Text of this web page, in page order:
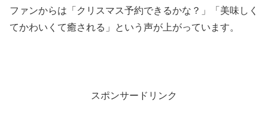
ファンからは「クリスマス予約できるかな？」「美味しく
てかわいくて癒される」という声が上がっています。
スポンサードリンク